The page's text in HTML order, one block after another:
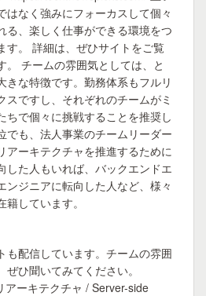
はなく強みにフォーカスして個々
る、楽しく仕事ができる環境をつ
す。 詳細は、ぜひサイトをご覧
。 チームの雰囲気としては、と
きな特徴です。勤務体系もフルリ
スですし、それぞれのチームがミ
ちで個々に挑戦することを推奨し
でも、法人事業のチームリーダー
アーキテクチャを推進するために
した人もいれば、バックエンドエ
ンジニアに転向した人など、様々
しています。
も配信しています。チームの雰囲
ひ聞いてみてください。
アーキテクチャ / Server-side